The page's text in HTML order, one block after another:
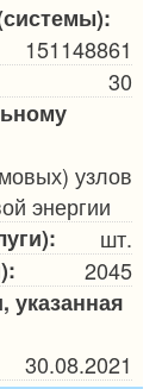
151148861
30
узлов
энергии
шт.
2045
указанная
30.08.2021